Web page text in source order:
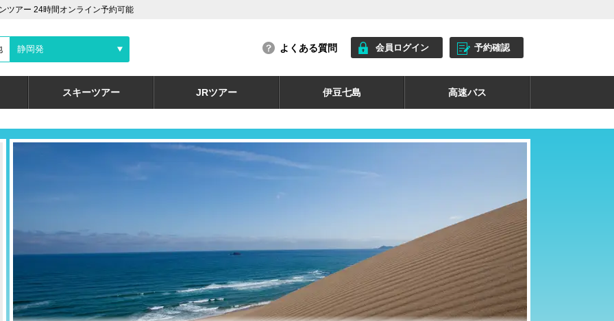
ツアー 24時間オンライン予約可能
静岡発 よくある質問 会員ログイン 予約確認
スキーツアー JRツアー 伊豆七島 高速バス